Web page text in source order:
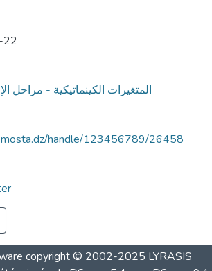
22
المتغيرات الكينماتيكية - مراحل
handle/123456789/26458
copyright © 2002-2025 LYRASIS